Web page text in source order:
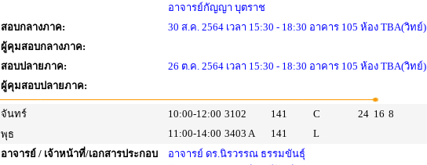
อาจารย์กัญญา บุตราช
สอบกลางภาค:
30 ส.ค. 2564 เวลา 15:30 - 18:30 อาคาร 105 ห้อง TBA(วิทย์)
ผู้คุมสอบกลางภาค:
สอบปลายภาค:
26 ต.ค. 2564 เวลา 15:30 - 18:30 อาคาร 105 ห้อง TBA(วิทย์)
ผู้คุมสอบปลายภาค:
จันทร์ 10:00-12:00 3102 141 C 24 16 8
พุธ
11:00-14:00 3403 A 141
L
อาจารย์ / เจ้าหน้าที่/เอกสารประกอบ
อาจารย์ ดร.นิรวรรณ ธรรมขันธุ์